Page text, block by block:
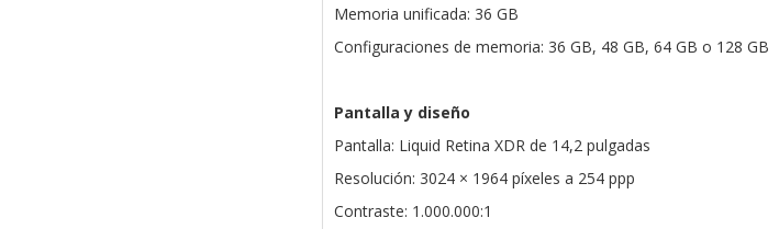
Memoria unificada: 36 GB
Configuraciones de memoria: 36 GB, 48 GB, 64 GB o 128 GB
Pantalla y diseño
Pantalla: Liquid Retina XDR de 14,2 pulgadas
Resolución: 3024 × 1964 píxeles a 254 ppp
Contraste: 1.000.000:1